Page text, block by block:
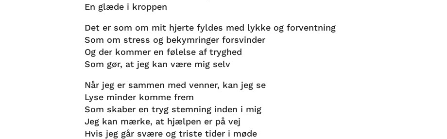
En glæde i kroppen
Det er som om mit hjerte fyldes med lykke og forventning
Som om stress og bekymringer forsvinder
Og der kommer en følelse af tryghed
Som gør, at jeg kan være mig selv
Når jeg er sammen med venner, kan jeg se
Lyse minder komme frem
Som skaber en tryg stemning inden i mig
Jeg kan mærke, at hjælpen er på vej
Hvis jeg går svære og triste tider i møde